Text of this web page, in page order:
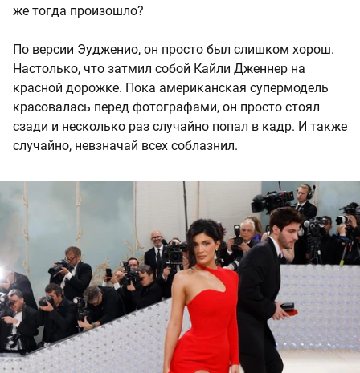
же тогда произошло?
По версии Эудженио, он просто был слишком хорош.
Настолько, что затмил собой Кайли Дженнер на
красной дорожке. Пока американская супермодель
красовалась перед фотографами, он просто стоял
сзади и несколько раз случайно попал в кадр. И также
случайно, невзначай всех соблазнил.